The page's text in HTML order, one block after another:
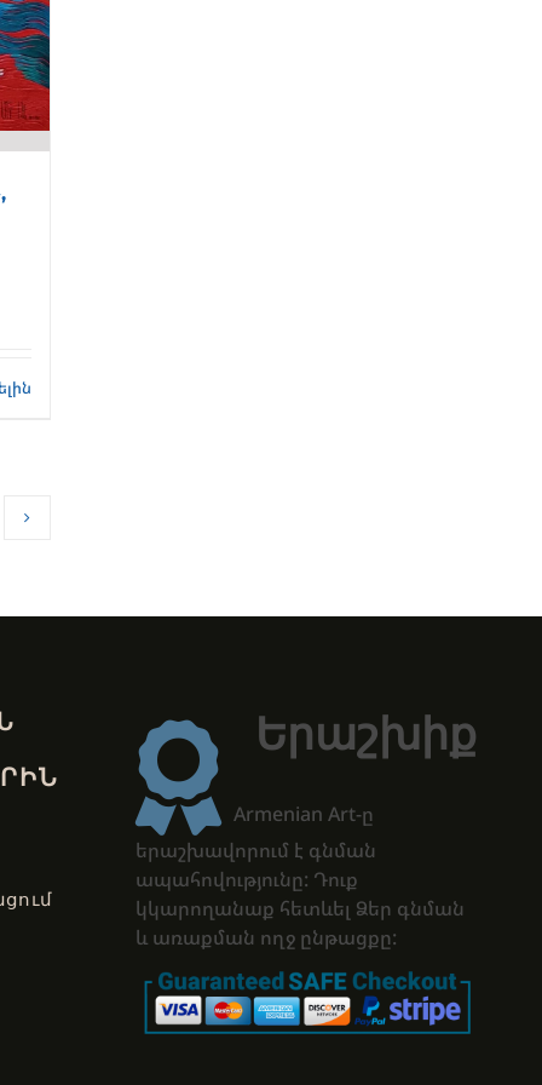
Երաշխիք
Armenian Art-ը
երաշխավորում է գնման
ապահովությունը: Դուք
կկարողանաք հետևել Ձեր գնման
և առաքման ողջ ընթացքը: